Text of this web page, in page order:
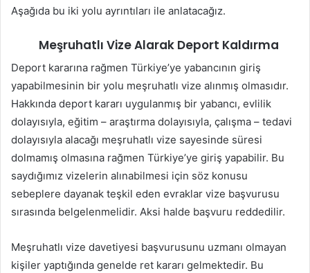
Aşağıda bu iki yolu ayrıntıları ile anlatacağız.
Meşruhatlı Vize Alarak Deport Kaldırma
Deport kararına rağmen Türkiye’ye yabancının giriş
yapabilmesinin bir yolu meşruhatlı vize alınmış olmasıdır.
Hakkında deport kararı uygulanmış bir yabancı, evlilik
dolayısıyla, eğitim – araştırma dolayısıyla, çalışma – tedavi
dolayısıyla alacağı meşruhatlı vize sayesinde süresi
dolmamış olmasına rağmen Türkiye’ye giriş yapabilir. Bu
saydığımız vizelerin alınabilmesi için söz konusu
sebeplere dayanak teşkil eden evraklar vize başvurusu
sırasında belgelenmelidir. Aksi halde başvuru reddedilir.
Meşruhatlı vize davetiyesi başvurusunu uzmanı olmayan
kişiler yaptığında genelde ret kararı gelmektedir. Bu